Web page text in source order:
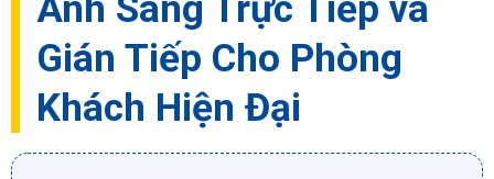
Gián Tiếp Cho Phòng
Khách Hiện Đại